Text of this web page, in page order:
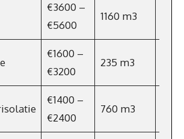
€3600 –
€5600
1160 m3
€1600 –
€3200
235 m3
€1400 –
€2400
760 m3